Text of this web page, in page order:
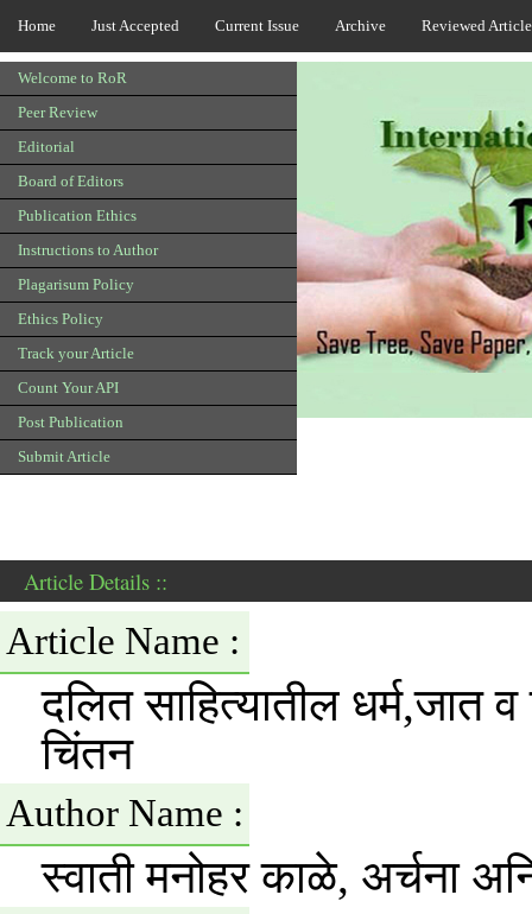
Home Just Accepted Current Issue Archive Reviewed
Welcome to RoR
Peer Review
Editorial
Board of Editors
Publication Ethics
Instructions to Author
Plagarisum Policy
Ethics Policy
Track your Article
Count Your API
Post Publication
Submit Article
Article Details ::
Article Name :
दलित साहित्यातील
चिंतन
Author Name :
स्वाती मनोहर काळे, अर्चना